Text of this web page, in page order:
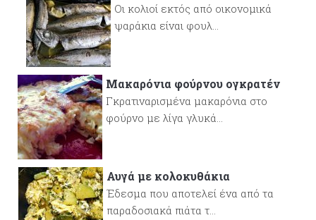
Οι κολιοί εκτός από οικονομικά
ψαράκια είναι φουλ...
Μακαρόνια φούρνου ογκρατέν
Γκρατιναρισμένα μακαρόνια στο
φούρνο με λίγα γλυκά...
Αυγά με κολοκυθάκια
Έδεσμα που αποτελεί ένα από τα
παραδοσιακά πιάτα τ...